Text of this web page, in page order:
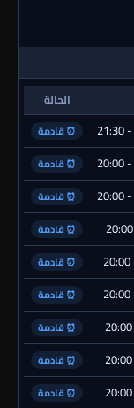
الحالة
⏰ قادمة
⏰ قادمة
⏰ قادمة
⏰ قادمة
⏰ قادمة
⏰ قادمة
⏰ قادمة
⏰ قادمة
⏰ قادمة